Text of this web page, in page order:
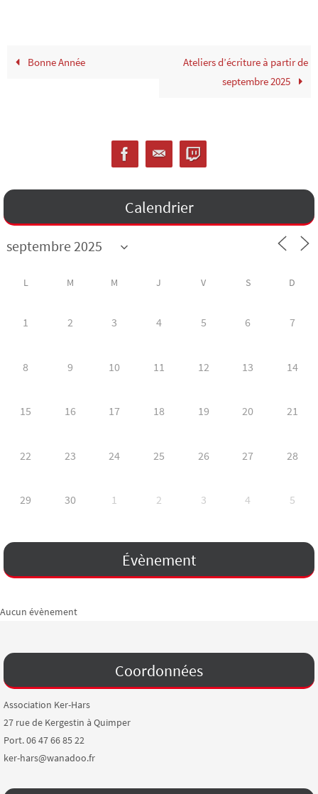
Bonne Année
Ateliers d’écriture à partir de
septembre 2025
Calendrier
L M M J V S D
1 2 3 4 5 6 7
8 9 10 11 12 13 14
15 16 17 18 19 20 21
22 23 24 25 26 27 28
29 30 1 2 3 4 5
Évènement
Aucun évènement
Coordonnées
Association Ker-Hars
27 rue de Kergestin à Quimper
Port. 06 47 66 85 22
ker-hars@wanadoo.fr